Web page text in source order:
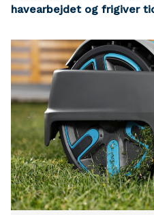
havearbejdet og frigiver